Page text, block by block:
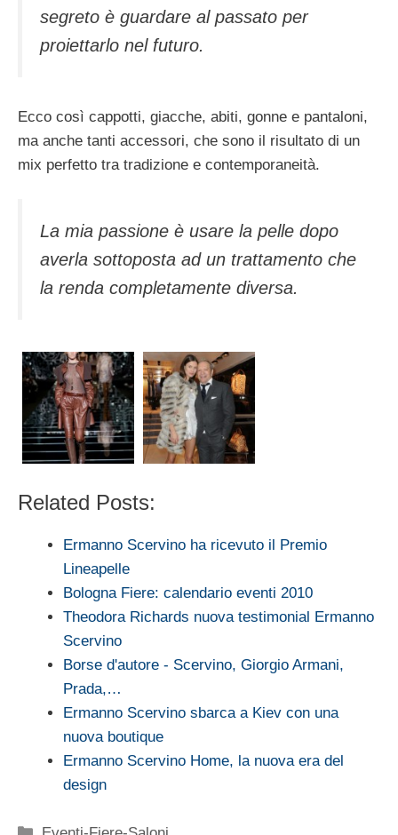
segreto è guardare al passato per
proiettarlo nel futuro.
Ecco così cappotti, giacche, abiti, gonne e pantaloni,
ma anche tanti accessori, che sono il risultato di un
mix perfetto tra tradizione e contemporaneità.
La mia passione è usare la pelle dopo
averla sottoposta ad un trattamento che
la renda completamente diversa.
Related Posts:
Ermanno Scervino ha ricevuto il Premio
Lineapelle
Bologna Fiere: calendario eventi 2010
Theodora Richards nuova testimonial Ermanno
Scervino
Borse d'autore - Scervino, Giorgio Armani,
Prada,…
Ermanno Scervino sbarca a Kiev con una
nuova boutique
Ermanno Scervino Home, la nuova era del
design
Categorie